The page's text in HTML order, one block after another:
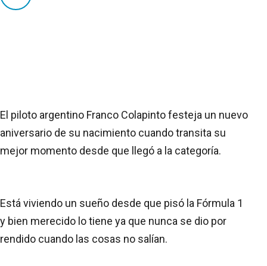
El piloto argentino Franco Colapinto festeja un nuevo
aniversario de su nacimiento cuando transita su
mejor momento desde que llegó a la categoría.
Está viviendo un sueño desde que pisó la Fórmula 1
y bien merecido lo tiene ya que nunca se dio por
rendido cuando las cosas no salían.